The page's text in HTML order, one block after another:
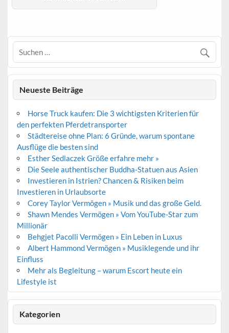
Neueste Beiträge
Horse Truck kaufen: Die 3 wichtigsten Kriterien für
den perfekten Pferdetransporter
Städtereise ohne Plan: 6 Gründe, warum spontane
Ausflüge die besten sind
Esther Sedlaczek Größe erfahre mehr »
Die Seele authentischer Buddha-Statuen aus Asien
Investieren in Istrien? Chancen & Risiken beim
Investieren in Urlaubsorte
Corey Taylor Vermögen » Musik und das große Geld.
Shawn Mendes Vermögen » Vom YouTube-Star zum
Millionär
Behgjet Pacolli Vermögen » Ein Leben in Luxus
Albert Hammond Vermögen » Musiklegende und ihr
Einfluss
Mehr als Begleitung – warum Escort heute ein
Lifestyle ist
Kategorien